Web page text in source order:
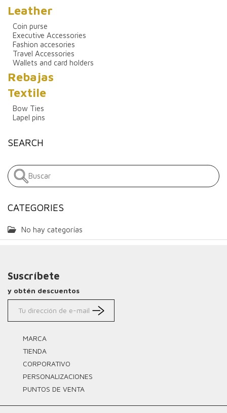
Leather
Coin purse
Executive Accessories
Fashion accesories
Travel Accessories
Wallets and card holders
Rebajas
Textile
Bow Ties
Lapel pins
SEARCH
CATEGORIES
No hay categorías
Suscríbete
y obtén descuentos
MARCA
TIENDA
CORPORATIVO
PERSONALIZACIONES
PUNTOS DE VENTA